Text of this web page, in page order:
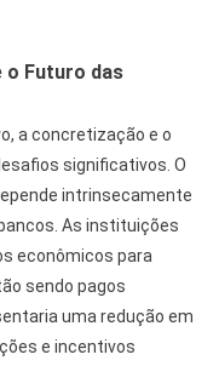
o Futuro das
a concretização e o
significativos. O
intrinsecamente
As instituições
econômicos para
sendo pagos
uma redução em
e incentivos